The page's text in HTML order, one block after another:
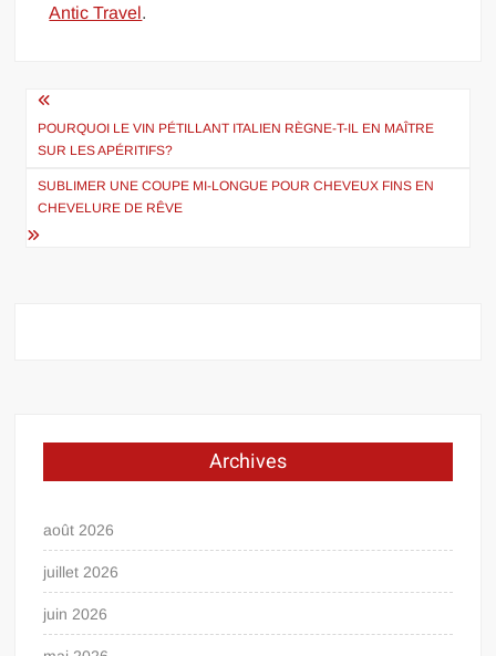
Antic Travel.
Navigation
de
l’article
POURQUOI LE VIN PÉTILLANT ITALIEN RÈGNE-T-IL EN MAÎTRE
SUR LES APÉRITIFS?
SUBLIMER UNE COUPE MI-LONGUE POUR CHEVEUX FINS EN
CHEVELURE DE RÊVE
Archives
août 2026
juillet 2026
juin 2026